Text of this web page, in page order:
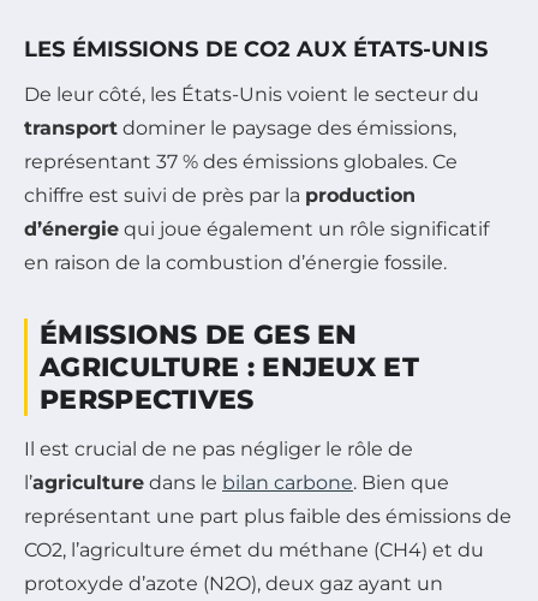
LES ÉMISSIONS DE CO2 AUX ÉTATS-UNIS
De leur côté, les États-Unis voient le secteur du
transport dominer le paysage des émissions,
représentant 37 % des émissions globales. Ce
chiffre est suivi de près par la production
d’énergie qui joue également un rôle significatif
en raison de la combustion d’énergie fossile.
ÉMISSIONS DE GES EN
AGRICULTURE : ENJEUX ET
PERSPECTIVES
Il est crucial de ne pas négliger le rôle de
l’agriculture dans le bilan carbone. Bien que
représentant une part plus faible des émissions de
CO2, l’agriculture émet du méthane (CH4) et du
protoxyde d’azote (N2O), deux gaz ayant un